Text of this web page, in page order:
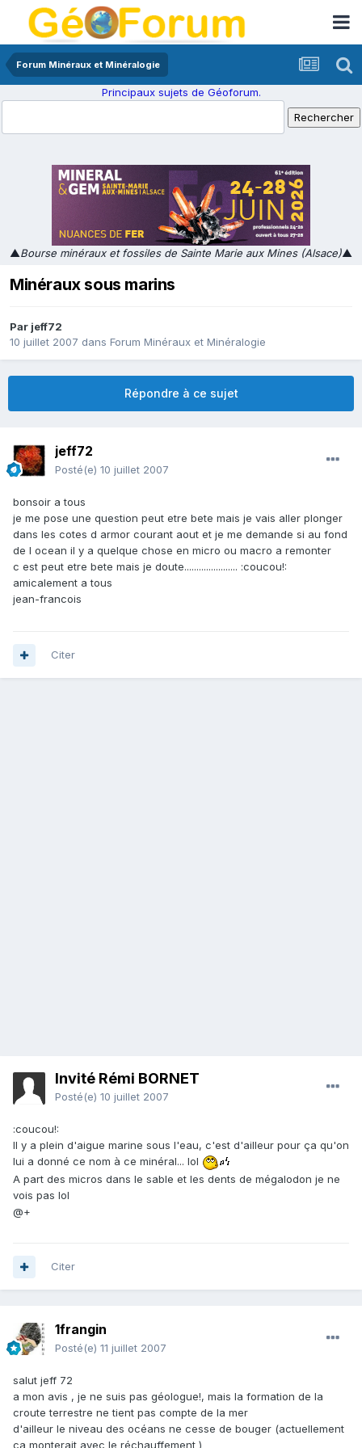
Forum Minéraux et Minéralogie
Principaux sujets de Géoforum.
▲Bourse minéraux et fossiles de Sainte Marie aux Mines (Alsace)▲
Minéraux sous marins
Par jeff72
10 juillet 2007 dans Forum Minéraux et Minéralogie
Répondre à ce sujet
jeff72
Posté(e) 10 juillet 2007
bonsoir a tous
je me pose une question peut etre bete mais je vais aller plonger
dans les cotes d armor courant aout et je me demande si au fond
de l ocean il y a quelque chose en micro ou macro a remonter
c est peut etre bete mais je doute...................... :coucou!:
amicalement a tous
jean-francois
Citer
Invité Rémi BORNET
Posté(e) 10 juillet 2007
:coucou!:
Il y a plein d'aigue marine sous l'eau, c'est d'ailleur pour ça qu'on
lui a donné ce nom à ce minéral... lol
A part des micros dans le sable et les dents de mégalodon je ne
vois pas lol
@+
Citer
1frangin
Posté(e) 11 juillet 2007
salut jeff 72
a mon avis , je ne suis pas géologue!, mais la formation de la
croute terrestre ne tient pas compte de la mer
d'ailleur le niveau des océans ne cesse de bouger (actuellement
ca monterait avec le réchauffement )